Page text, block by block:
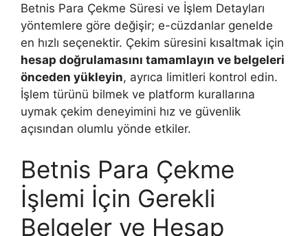
Betnis Para Çekme Süresi ve İşlem Detayları
yöntemlere göre değişir; e-cüzdanlar genelde
en hızlı seçenektir. Çekim süresini kısaltmak için
hesap doğrulamasını tamamlayın ve belgeleri
önceden yükleyin, ayrıca limitleri kontrol edin.
İşlem türünü bilmek ve platform kurallarına
uymak çekim deneyimini hız ve güvenlik
açısından olumlu yönde etkiler.
Betnis Para Çekme
İşlemi İçin Gerekli
Belgeler ve Hesap